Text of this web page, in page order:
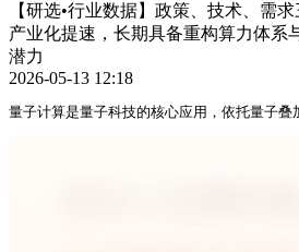
【研选•行业数据】政策、技术、需
产业化提速，长期具备重构算力体系
潜力
2026-05-13 12:18
量子计算是量子科技的核心应用，依托量子